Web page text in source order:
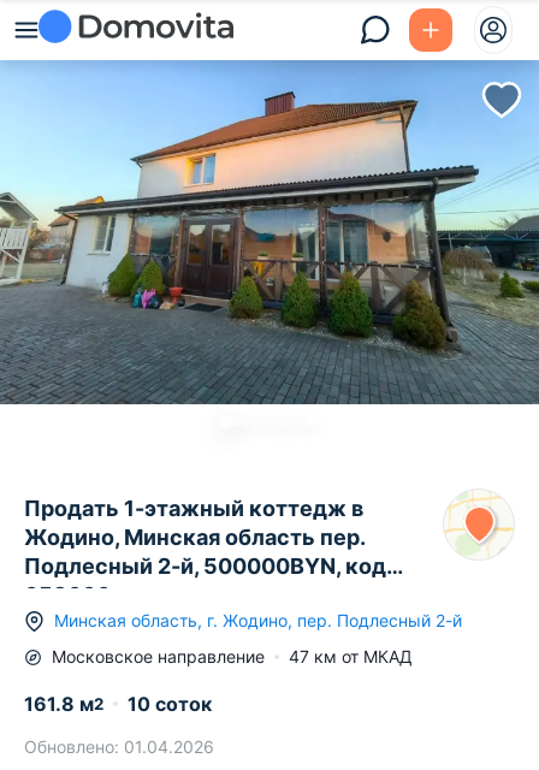
Продать 1-этажный коттедж в
Жодино, Минская область пер.
Подлесный 2-й, 500000BYN, код
658000
Минская область, г. Жодино, пер. Подлесный 2-й
Московское направление 47 км от МКАД
161.8 м2 10 соток
Обновлено: 01.04.2026